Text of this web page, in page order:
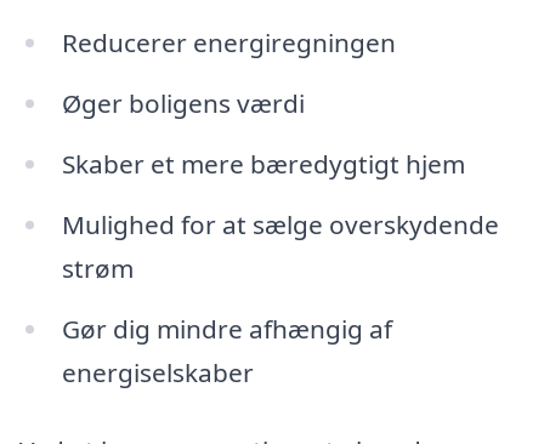
Reducerer energiregningen
Øger boligens værdi
Skaber et mere bæredygtigt hjem
Mulighed for at sælge overskydende
strøm
Gør dig mindre afhængig af
energiselskaber